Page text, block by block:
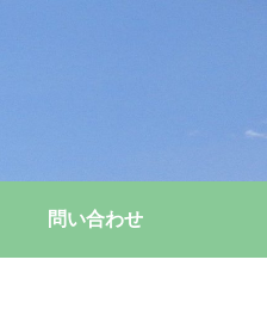
問い合わせ